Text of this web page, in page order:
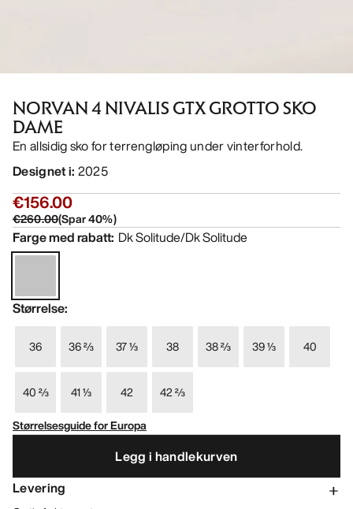
NORVAN 4 NIVALIS GTX GROTTO SKO
DAME
En allsidig sko for terrengløping under vinterforhold.
Designet i: 2025
€156.00
€260.00(Spar40%)
Farge med rabatt: Dk Solitude/Dk Solitude
Størrelse:
36 36 ⅔ 37 ⅓ 38 38 ⅔ 39 ⅓ 40
40 ⅔ 41 ⅓ 42
42 ⅔
Størrelsesguide for Europa
Legg i handlekurven
Levering